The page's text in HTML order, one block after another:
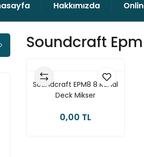
Hakkımızda
Soundcraft
Soundcraft EPM8 8 Kanal
Deck Mikser
0,00 TL